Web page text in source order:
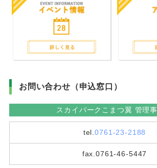
お問い合わせ（申込窓口）
スカイパークこまつ翼 管理
tel.0761-23-2188
fax.0761-46-5447